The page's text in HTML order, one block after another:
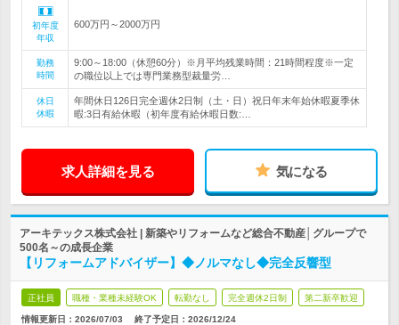
初年度
年収
600万円～2000万円
勤務
時間
9:00～18:00（休憩60分）※月平均残業時間：21時間程度※一定
の職位以上では専門業務型裁量労…
休日
休暇
年間休日126日完全週休2日制（土・日）祝日年末年始休暇夏季休
暇:3日有給休暇（初年度有給休暇日数:…
求人詳細を見る 気になる
アーキテックス株式会社 | 新築やリフォームなど総合不動産│グループで
500名～の成長企業
【リフォームアドバイザー】◆ノルマなし◆完全反響型
正社員 職種・業種未経験OK 転勤なし 完全週休2日制 第二新卒歓迎
情報更新日：2026/07/03 終了予定日： 2026/12/24